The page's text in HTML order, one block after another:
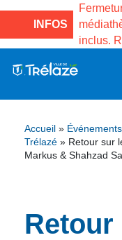
INFOS
la Maison des
de Gama du
inclus.
Projets
–
Accueil » Événements
Trélazé » Retour sur
Markus & Shahzad
Retour